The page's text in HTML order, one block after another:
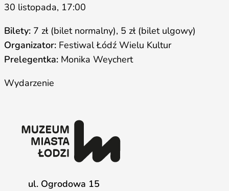
30 listopada, 17:00
Bilety: 7 zł (bilet normalny), 5 zł (bilet ulgowy)
Organizator: Festiwal Łódź Wielu Kultur
Prelegentka: Monika Weychert
Wydarzenie
ul. Ogrodowa 15